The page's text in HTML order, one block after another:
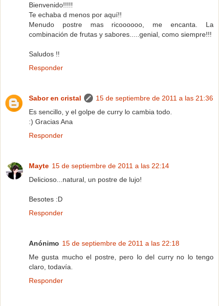
Bienvenido!!!!!
Te echaba d menos por aquí!!
Menudo postre mas ricoooooo, me encanta. La
combinación de frutas y sabores.....genial, como siempre!!!
Saludos !!
Responder
Sabor en cristal
15 de septiembre de 2011 a las 21:36
Es sencillo, y el golpe de curry lo cambia todo.
:) Gracias Ana
Responder
Mayte 15 de septiembre de 2011 a las 22:14
Delicioso...natural, un postre de lujo!
Besotes :D
Responder
Anónimo 15 de septiembre de 2011 a las 22:18
Me gusta mucho el postre, pero lo del curry no lo tengo
claro, todavía.
Responder